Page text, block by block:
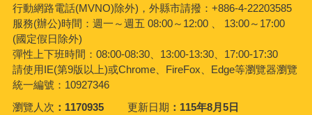
行動網路電話(MVNO)除外)，外縣市請撥：+886-4-22203585
服務(辦公)時間：週一～週五 08:00～12:00 、 13:00～17:00
(國定假日除外)
彈性上下班時間：08:00-08:30、13:00-13:30、17:00-17:30
請使用IE(第9版以上)或Chrome、FireFox、Edge等瀏覽器瀏覽
統一編號：10927346
瀏覽人次
1170935 更新日期 115年8月5日